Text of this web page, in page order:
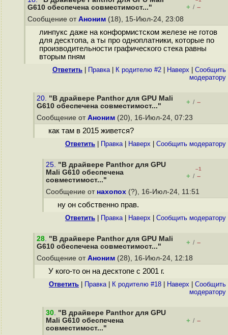
G610 обеспечена совместимост..."
+ / –
Сообщение от Аноним (18), 15-Июл-24, 23:08
линпукс даже на конформистском железе не готов
для десктопа, а ты про одноплатники, которые по
производительности графического стека равны
вторым пням
Ответить Правка| К родителю #2 Наверх
Cообщить
модератору
20. "В драйвере Panthor для GPU Mali
G610 обеспечена совместимост..."
+ / –
Сообщение от Аноним (20), 16-Июл-24, 07:23
как там в 2015 живется?
Ответить Правка| Наверх Cообщить модератору
25. "В драйвере Panthor для GPU
Mali G610 обеспечена
совместимост..."
–1
+ / –
Сообщение от нахопох (?), 16-Июл-24, 11:51
ну он собственно прав.
Ответить Правка| Наверх Cообщить модератору
28. "В драйвере Panthor для GPU Mali
G610 обеспечена совместимост..."
+ / –
Сообщение от Аноним (28), 16-Июл-24, 12:18
У кого-то он на десктопе с 2001 г.
Ответить Правка| К родителю #18 Наверх
Cообщить
модератору
30. "В драйвере Panthor для GPU
Mali G610 обеспечена
совместимост..."
+ / –